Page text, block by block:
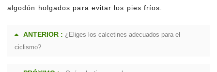
algodón holgados para evitar los pies fríos.
ANTERIOR : ¿Eliges los calcetines adecuados para el
ciclismo?